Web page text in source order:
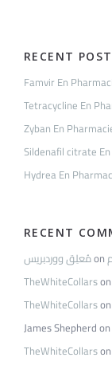
RECENT
Famvir En
Tetracycline En
Zyban En
Sildenafil citrate
Hydrea En
RECENT
مُعلِق ووردبريسon
TheWhiteCollarson
TheWhiteCollarson
James Shepherdon
TheWhiteCollarson